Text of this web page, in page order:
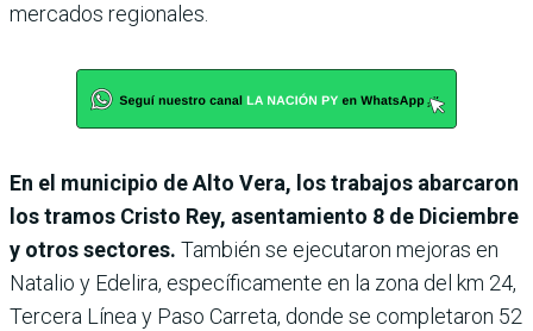
mercados regionales.
En el municipio de Alto Vera, los trabajos abarcaron
los tramos Cristo Rey, asentamiento 8 de Diciembre
y otros sectores. También se ejecutaron mejoras en
Natalio y Edelira, específicamente en la zona del km 24,
Tercera Línea y Paso Carreta, donde se completaron 52